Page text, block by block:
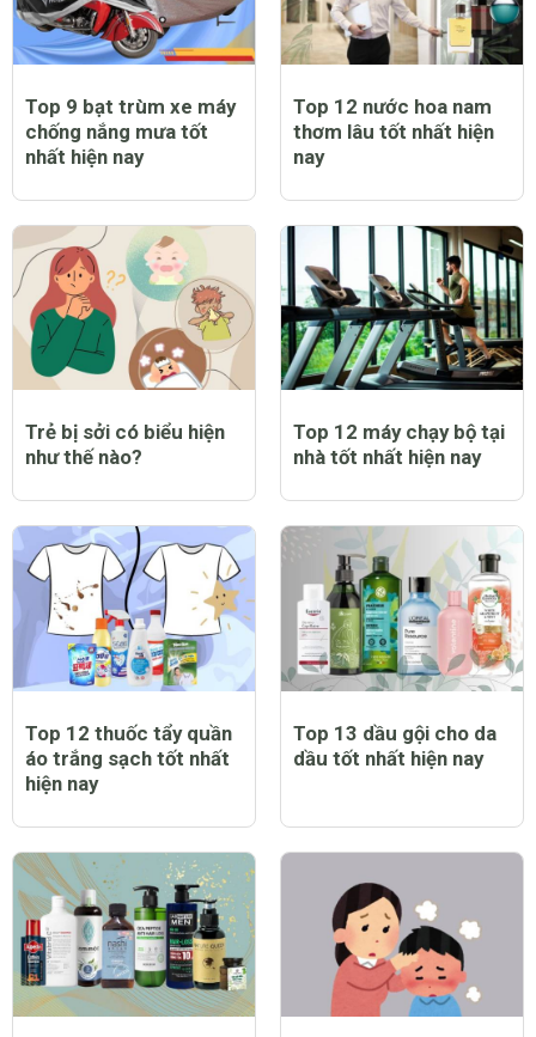
Top 9 bạt trùm xe máy
chống nắng mưa tốt
nhất hiện nay
Top 12 nước hoa nam
thơm lâu tốt nhất hiện
nay
Trẻ bị sởi có biểu hiện
như thế nào?
Top 12 máy chạy bộ tại
nhà tốt nhất hiện nay
Top 12 thuốc tẩy quần
áo trắng sạch tốt nhất
hiện nay
Top 13 dầu gội cho da
dầu tốt nhất hiện nay